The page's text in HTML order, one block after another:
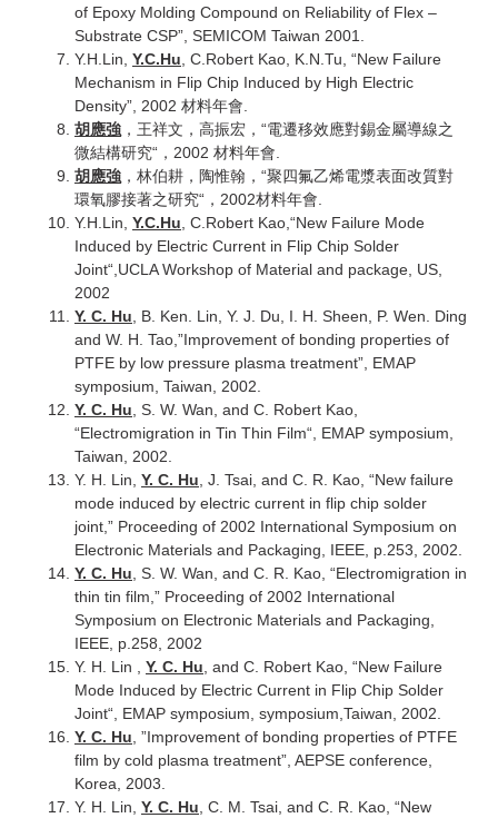
of Epoxy Molding Compound on Reliability of Flex –
Substrate CSP”, SEMICOM Taiwan 2001.
Y.H.Lin, Y.C.Hu, C.Robert Kao, K.N.Tu, “New Failure
Mechanism in Flip Chip Induced by High Electric
Density”, 2002 材料年會.
胡應強 ，王祥文，高振宏，“電遷移效應對錫金屬導線之
微結構研究“，2002 材料年會.
胡應強 ，林伯耕，陶惟翰，“聚四氟乙烯電漿表面改質對
環氧膠接著之研究“，2002材料年會.
Y.H.Lin, Y.C.Hu, C.Robert Kao,“New Failure Mode
Induced by Electric Current in Flip Chip Solder
Joint“,UCLA Workshop of Material and package, US,
2002
Y. C. Hu, B. Ken. Lin, Y. J. Du, I. H. Sheen, P. Wen. Ding
and W. H. Tao,”Improvement of bonding properties of
PTFE by low pressure plasma treatment”, EMAP
symposium, Taiwan, 2002.
Y. C. Hu, S. W. Wan, and C. Robert Kao,
“Electromigration in Tin Thin Film“, EMAP symposium,
Taiwan, 2002.
Y. H. Lin, Y. C. Hu, J. Tsai, and C. R. Kao, “New failure
mode induced by electric current in flip chip solder
joint,” Proceeding of 2002 International Symposium on
Electronic Materials and Packaging, IEEE, p.253, 2002.
Y. C. Hu, S. W. Wan, and C. R. Kao, “Electromigration in
thin tin film,” Proceeding of 2002 International
Symposium on Electronic Materials and Packaging,
IEEE, p.258, 2002
Y. H. Lin , Y. C. Hu, and C. Robert Kao, “New Failure
Mode Induced by Electric Current in Flip Chip Solder
Joint“, EMAP symposium, symposium,Taiwan, 2002.
Y. C. Hu, ”Improvement of bonding properties of PTFE
film by cold plasma treatment”, AEPSE conference,
Korea, 2003.
Y. H. Lin, Y. C. Hu, C. M. Tsai, and C. R. Kao, “New